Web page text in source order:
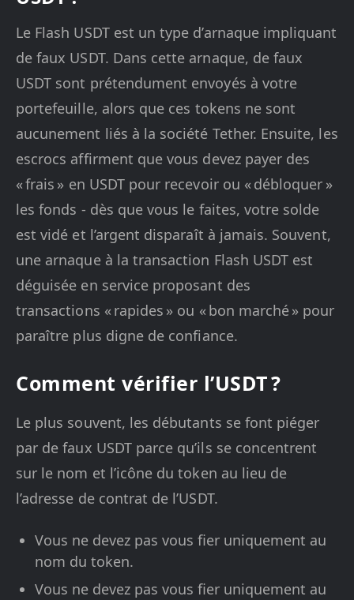
Le Flash USDT est un type d’arnaque impliquant
de faux USDT. Dans cette arnaque, de faux
USDT sont prétendument envoyés à votre
portefeuille, alors que ces tokens ne sont
aucunement liés à la société Tether. Ensuite, les
escrocs affirment que vous devez payer des
« frais » en USDT pour recevoir ou « débloquer »
les fonds - dès que vous le faites, votre solde
est vidé et l’argent disparaît à jamais. Souvent,
une arnaque à la transaction Flash USDT est
déguisée en service proposant des
transactions « rapides » ou « bon marché » pour
paraître plus digne de confiance.
Comment vérifier l’USDT ?
Le plus souvent, les débutants se font piéger
par de faux USDT parce qu’ils se concentrent
sur le nom et l’icône du token au lieu de
l’adresse de contrat de l’USDT.
Vous ne devez pas vous fier uniquement au
nom du token.
Vous ne devez pas vous fier uniquement au